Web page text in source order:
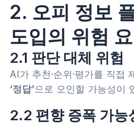
2. 오피 정보
도입의 위험
2.1 판단 대체 위험
AI가 추천·순위·평가를 직접
‘정답’으로 오인할 가능성이
2.2 편향 증폭 가능